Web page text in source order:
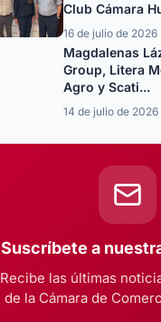
Club Cámara
16 de julio de 2026
Magdalenas
Group, Litera
Agro y Scati...
14 de julio de 2026
Suscríbete a
Recibe las últimas
de la Cámara de